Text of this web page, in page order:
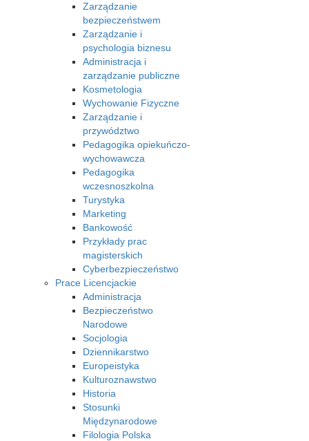
Zarządzanie
bezpieczeństwem
Zarządzanie i
psychologia biznesu
Administracja i
zarządzanie publiczne
Kosmetologia
Wychowanie Fizyczne
Zarządzanie i
przywództwo
Pedagogika opiekuńczo-
wychowawcza
Pedagogika
wczesnoszkolna
Turystyka
Marketing
Bankowość
Przykłady prac
magisterskich
Cyberbezpieczeństwo
Prace Licencjackie
Administracja
Bezpieczeństwo
Narodowe
Socjologia
Dziennikarstwo
Europeistyka
Kulturoznawstwo
Historia
Stosunki
Międzynarodowe
Filologia Polska